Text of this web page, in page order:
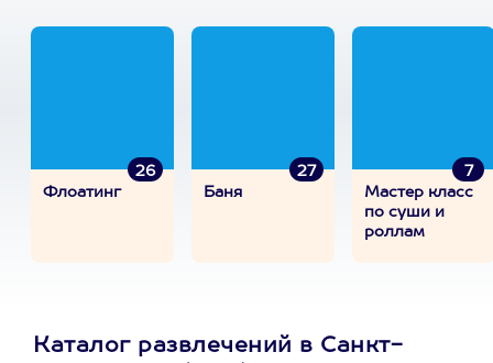
26
Флоатинг
27
Баня
7
Мастер класс
по суши и
роллам
Каталог развлечений в Санкт-